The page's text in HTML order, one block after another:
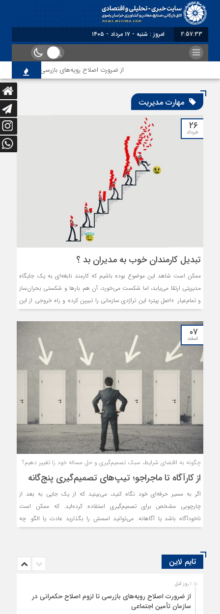
2:57:34 امروز : شنبه - ۱۷ مرداد - ۱۴۰۵
از ضرورت اصلاح رویه‌های بازرسی تا لزوم اصلاح
مهارت مدیریت
۲۶
خرداد
تبدیل کارمندان خوب به مدیران بد ؟
ممکن است شاهد این موضوع بوده باشیم که کارمند نابغه‌ای به یک جایگاه
مدیریتی ارتقا می‌یابد، اما شکست می‌خورد، آن هم بارها و شکستی بحران‌ساز
و تمام‌عیار. «اصل پیتر» این تراژدی سازمانی را تبیین کرده و راه خروجی از این
۰۷
اسفند
چگونه به اقتضای شرایط، سبک تصمیم‌گیری و حل مساله خود را تغییر دهیم؟
از کارآگاه تا ماجراجو؛ تیپ‏‏‌های تصمیم‌گیری پنج‏‏‌گانه
اگر به مسیر حرفه‏‏‌ای خود نگاه کنید، می‏‏‌بینید که از یک جایی به بعد از
چارچوبی مشخص برای تصمیم‌گیری استفاده کرده‏‏‌اید. که ممکن است
ناخودآگاه باشد یا آگاهانه. می‌توانید اسمش را بگذارید عادت یا الگو. چه
است؟
تایم لاین
1 روز قبل
از ضرورت اصلاح رویه‌های بازرسی تا لزوم اصلاح حکمرانی در
سازمان تأمین اجتماعی